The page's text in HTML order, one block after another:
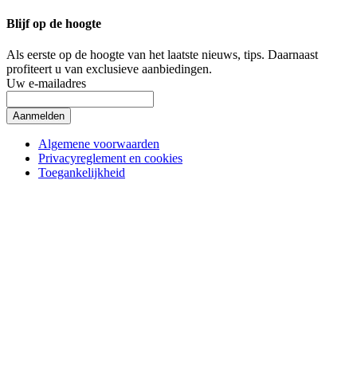
Blijf op de hoogte
Als eerste op de hoogte van het laatste nieuws, tips. Daarnaast
profiteert u van exclusieve aanbiedingen.
Uw e-mailadres
Aanmelden
Algemene voorwaarden
Privacyreglement en cookies
Toegankelijkheid